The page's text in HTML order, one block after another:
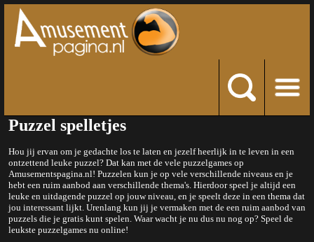
Puzzel spelletjes
Hou jij ervan om je gedachte los te laten en jezelf heerlijk in te leven in een
ontzettend leuke puzzel? Dat kan met de vele puzzelgames op
Amusementspagina.nl! Puzzelen kun je op vele verschillende niveaus en je
hebt een ruim aanbod aan verschillende thema's. Hierdoor speel je altijd een
leuke en uitdagende puzzel op jouw niveau, en je speelt deze in een thema dat
jou interessant lijkt. Urenlang kun jij je vermaken met de een ruim aanbod van
puzzels die je gratis kunt spelen. Waar wacht je nu dus nu nog op? Speel de
leukste puzzelgames nu online!